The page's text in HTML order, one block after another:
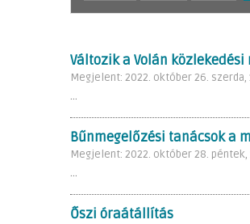
Változik a Volán közlekedési
Megjelent: 2022. október 26. szerda,
...
Bűnmegelőzési tanácsok a
Megjelent: 2022. október 28. péntek,
...
Őszi óraátállítás